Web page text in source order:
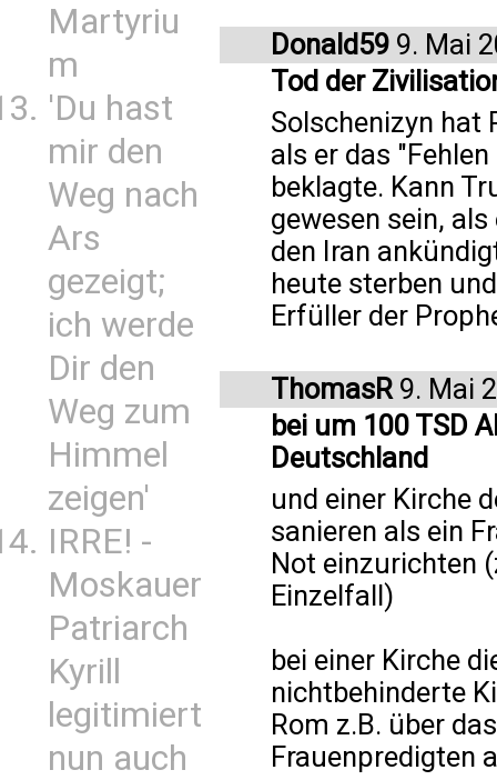
Martyriu
m
'Du hast
mir den
Weg nach
Ars
gezeigt;
ich werde
Dir den
Weg zum
Himmel
zeigen'
IRRE! -
Moskauer
Patriarch
Kyrill
legitimiert
nun auch
Donald59 9. Mai
Tod der
Solschenizyn hat
als er das
beklagte. Kann
gewesen sein,
den Iran
heute sterben
Erfüller der
ThomasR9. Mai
bei um 100 TSD
Deutschland
und einer Kirche
sanieren als ein
Not einzurichten
Einzelfall)
bei einer Kirche
nichtbehinderte
Rom z.B. über
Frauenpredigten